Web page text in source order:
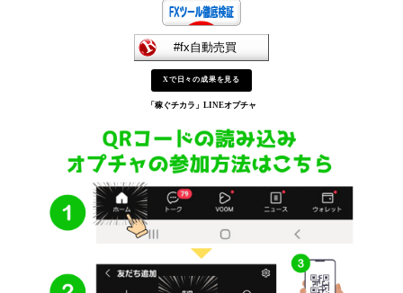
Xで日々の成果を見る
「稼ぐチカラ」 LINEオプチャ